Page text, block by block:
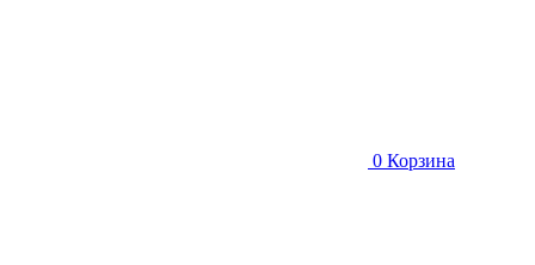
0 Корзина